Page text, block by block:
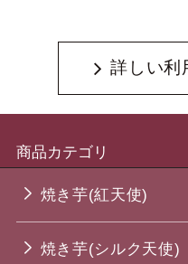
詳しい利
商品カテゴリ
焼き芋(紅天使)
焼き芋(シルク天使)